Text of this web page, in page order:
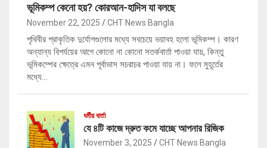
ভূমিকম্প কেনো হয়? কোরআন-হাদিস যা বলছে
November 22, 2025 CHT News Bangla
পৃথিবীর প্রাকৃতিক দুর্যোগগুলোর মধ্যে সবচেয়ে ভয়াবহ হলো ভূমিকম্প। কারণ
অন্যান্য বিপর্যয়ের আগে কোনো না কোনো সতর্কবার্তা পাওয়া যায়, কিন্তু
ভূমিকম্পের ক্ষেত্রে এমন পূর্বাভাস সচরাচর পাওয়া যায় না। ফলে মুহূর্তের
মধ্যে…
ধর্মীয় বার্তা
যে ৪টি কাজে দ্রুত কমে যাচ্ছে আপনার রিজিক
November 3, 2025 CHT News Bangla